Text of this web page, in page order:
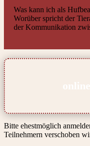
Was kann ich als
Worüber spricht der
der Kommunikation
online
Bitte ehestmöglich
Teilnehmern verschoben